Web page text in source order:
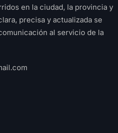
en la ciudad, la provincia y
precisa y actualizada se
al servicio de la